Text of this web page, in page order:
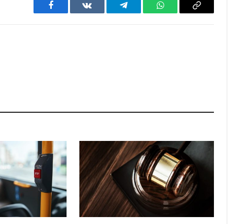
Facebook VKontakteTelegram WhatsAppCopy